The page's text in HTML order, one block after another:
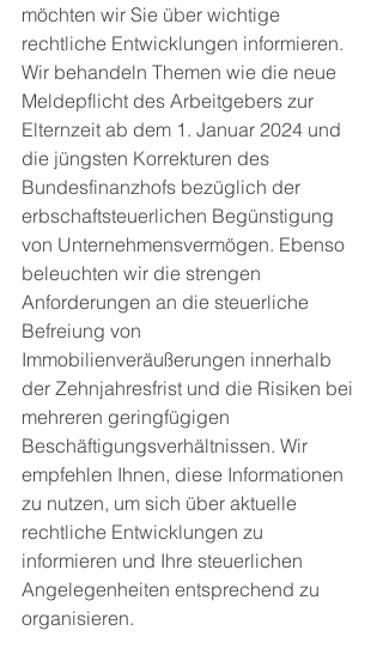
möchten wir Sie über wichtige
rechtliche Entwicklungen informieren.
Wir behandeln Themen wie die neue
Meldepflicht des Arbeitgebers zur
Elternzeit ab dem 1. Januar 2024 und
die jüngsten Korrekturen des
Bundesfinanzhofs bezüglich der
erbschaftsteuerlichen Begünstigung
von Unternehmensvermögen. Ebenso
beleuchten wir die strengen
Anforderungen an die steuerliche
Befreiung von
Immobilienveräußerungen innerhalb
der Zehnjahresfrist und die Risiken bei
mehreren geringfügigen
Beschäftigungsverhältnissen. Wir
empfehlen Ihnen, diese Informationen
zu nutzen, um sich über aktuelle
rechtliche Entwicklungen zu
informieren und Ihre steuerlichen
Angelegenheiten entsprechend zu
organisieren.